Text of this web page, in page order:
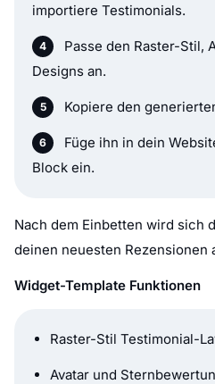
importiere Testimonials.
Passe den Raster-Stil,
Designs an.
Kopiere den
Füge ihn in dein
Block ein.
Nach dem Einbetten wird sich
deinen neuesten Rezensionen
Widget-Template Funktionen
Raster-Stil Testimonial-
Avatar und